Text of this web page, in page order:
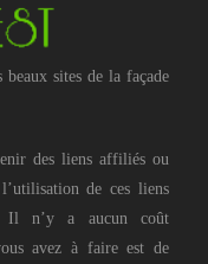
sites de la façade
des liens affiliés ou
de ces liens
Il n’y a aucun coût
avez à faire est de